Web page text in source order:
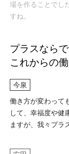
場を作ることでし
すね。
プラスなら
これからの
今泉
働き方が変わって
して、幸福度や健
ますが、我々プラ